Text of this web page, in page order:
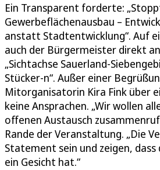
Ein Transparent forderte:
Gewerbeflächenausbau –
anstatt Stadtentwicklung“. Auf
auch der Bürgermeister direkt
„Sichtachse Sauerland-
Stücker-n“. Außer einer
Mitorganisatorin Kira Fink über
keine Ansprachen. „Wir wollen
offenen Austausch
Rande der Veranstaltung. „Die
Statement sein und zeigen,
ein Gesicht hat.“